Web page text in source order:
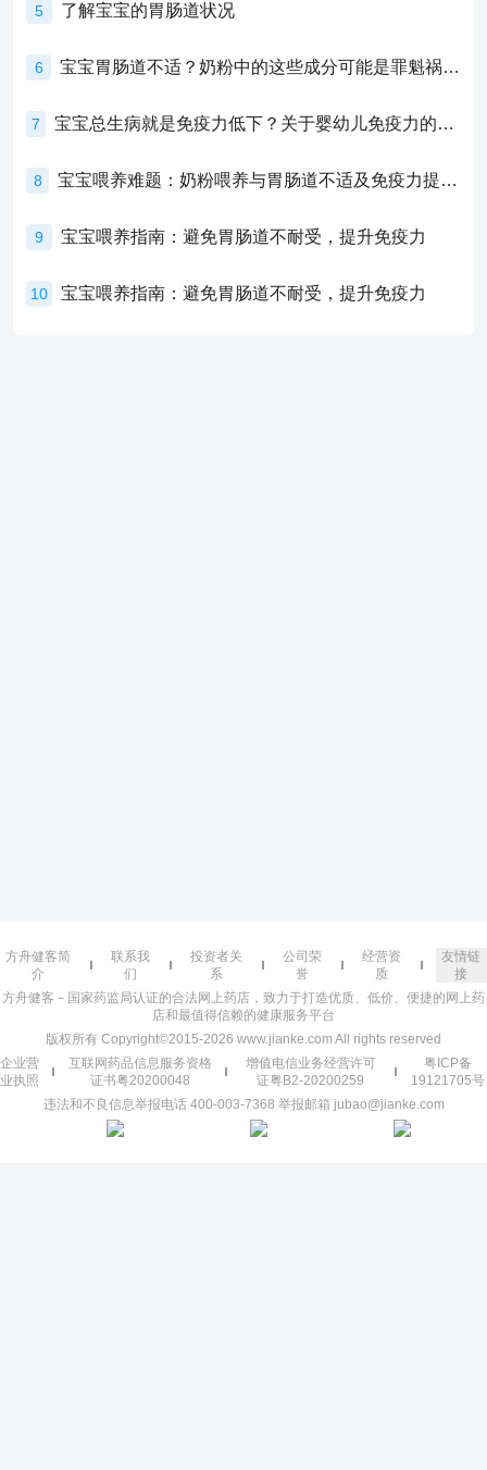
5 了解宝宝的胃肠道状况
6 宝宝胃肠道不适？奶粉中的这些成分可能是罪魁祸首！
7 宝宝总生病就是免疫力低下？关于婴幼儿免疫力的真相，家长必须了解！
8 宝宝喂养难题：奶粉喂养与胃肠道不适及免疫力提升的奥秘
9 宝宝喂养指南：避免胃肠道不耐受，提升免疫力
10 宝宝喂养指南：避免胃肠道不耐受，提升免疫力
方舟健客简
介
联系我
们
投资者关
系
公司荣
誉
经营资
质
友情链
接
方舟健客－国家药监局认证的合法网上药店，致力于打造优质、低价、便捷的网上药
店和最值得信赖的健康服务平台
版权所有 Copyright©2015-2026 www.jianke.com All rights reserved
企业营
业执照
互联网药品信息服务资格
证书粤20200048
增值电信业务经营许可
证粤B2-20200259
粤ICP备
19121705号
违法和不良信息举报电话 400-003-7368 举报邮箱 jubao@jianke.com